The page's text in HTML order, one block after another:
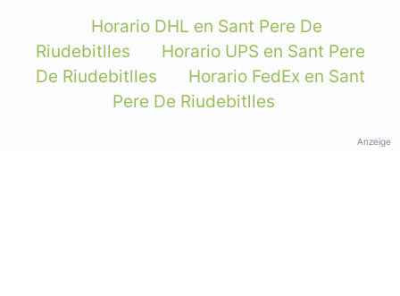
Horario DHL en Sant Pere De
Riudebitlles
Horario UPS en Sant Pere
De Riudebitlles
Horario FedEx en Sant
Pere De Riudebitlles
Anzeige